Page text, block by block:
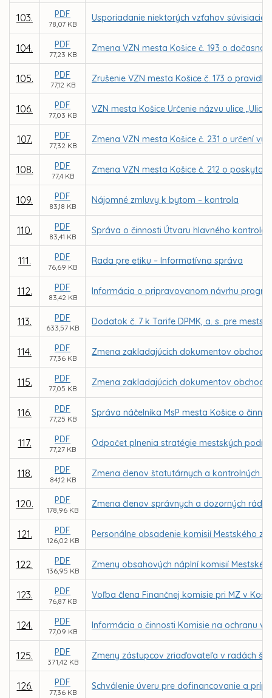
103. PDF
78,07 KB
Usporiadanie niektorých vzťahov
104. PDF
77,23 KB
Zmena VZN mesta Košice č. 193 o
105. PDF
77,12 KB
Zrušenie VZN mesta Košice č. 173 o
106. PDF
77,03 KB
VZN mesta Košice Určenie názvu ulice
107. PDF
77,32 KB
Zmena VZN mesta Košice č. 231 o určení
108. PDF
77,4 KB
Zmena VZN mesta Košice č. 212 o
109. PDF
83,18 KB
Nájomné zmluvy k bytom – kontrola
110. PDF
83,41 KB
Správa o činnosti Útvaru hlavného
111. PDF
76,69 KB
Rada pre etiku – Informatívna správa
112. PDF
83,42 KB
Informácia o pripravovanom návrhu
113. PDF
633,57 KB
Dodatok č. 7 k Tarife DPMK, a. s. pre
114. PDF
77,36 KB
Zmena zakladajúcich dokumentov
115. PDF
77,05 KB
Zmena zakladajúcich dokumentov
116. PDF
77,25 KB
Správa náčelníka MsP mesta Košice o
117. PDF
77,27 KB
Odpočet plnenia stratégie mestských
118. PDF
84,12 KB
Zmena členov štatutárnych a kontrolných
120. PDF
178,96 KB
Zmena členov správnych a dozorných rád
121. PDF
126,02 KB
Personálne obsadenie komisií Mestského
122. PDF
136,95 KB
Zmeny obsahových náplní komisií
123. PDF
76,87 KB
Voľba člena Finančnej komisie pri MZ v
124. PDF
77,09 KB
Informácia o činnosti Komisie na ochranu
125. PDF
371,42 KB
Zmeny zástupcov zriaďovateľa v radách
126. PDF
77,36 KB
Schválenie úveru pre dofinancovanie a